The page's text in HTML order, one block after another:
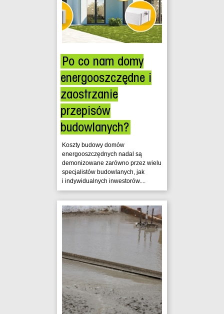
Po co nam domy
energooszczędne i
zaostrzanie
przepisów
budowlanych?
Koszty budowy domów
energooszczędnych nadal są
demonizowane zarówno przez wielu
specjalistów budowlanych, jak
i indywidualnych inwestorów....